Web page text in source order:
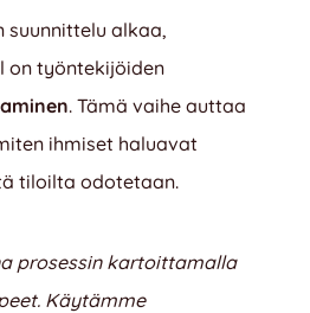
alkaa,
on työntekijöiden
. Tämä vaihe auttaa
ihmiset haluavat
tiloilta odotetaan.
prosessin kartoittamalla
Käytämme